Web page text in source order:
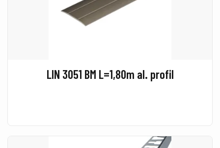
LIN 3051 BM L=1,80m al. profil